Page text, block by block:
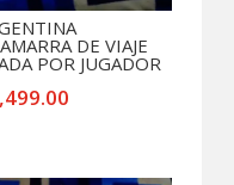
DE VIAJE
POR JUGADOR